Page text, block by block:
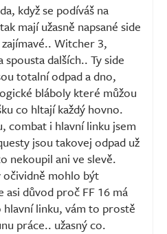
když se podíváš na
mají užasně napsané side
Witcher 3,
spousta dalších.. Ty side
totalní odpad a dno,
bláboly které můžou
co hltají každý hovno.
combat i hlavní linku jsem
jsou takovej odpad už
nekoupil ani ve slevě.
očividně mohlo být
důvod proč FF 16 má
linku, vám to prostě
práce.. užasný co.